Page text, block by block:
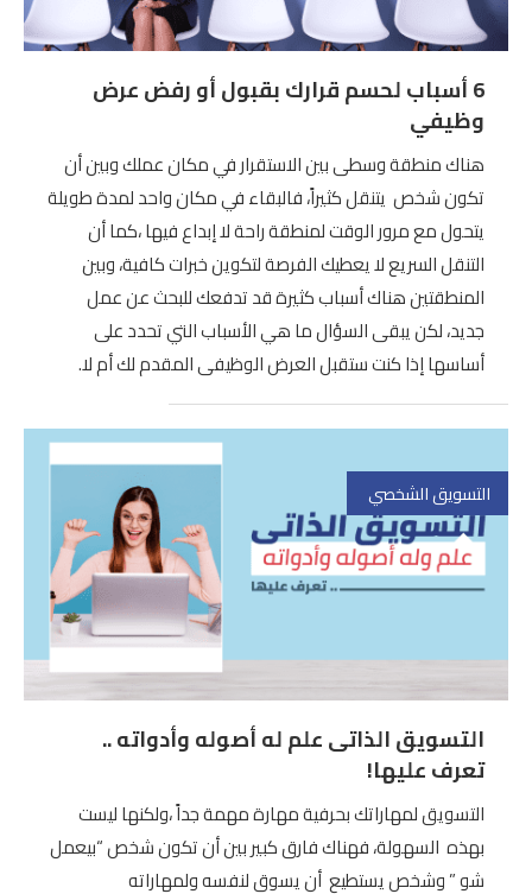
6 أسباب لحسم قرارك بقبول أو رفض عرض
وظيفي
هناك منطقة وسطى بين الاستقرار في مكان عملك وبين أن
تكون شخص يتنقل كثيراً، فالبقاء في مكان واحد لمدة طويلة
يتحول مع مرور الوقت لمنطقة راحة لا إبداع فيها ،كما أن
التنقل السريع لا يعطيك الفرصة لتكوين خبرات كافية، وبين
المنطقتين هناك أسباب كثيرة قد تدفعك للبحث عن عمل
جديد، لكن يبقى السؤال ما هي الأسباب التي تحدد على
أساسها إذا كنت ستقبل العرض الوظيفى المقدم لك أم لا.
التسويق الشخصي
التسويق الذاتى علم له أصوله وأدواته ..
تعرف عليها!
التسويق لمهاراتك بحرفية مهارة مهمة جداً ،ولكنها ليست
بهذه السهولة، فهناك فارق كبير بين أن تكون شخص “بيعمل
شو ” وشخص يستطيع أن يسوق لنفسه ولمهاراته